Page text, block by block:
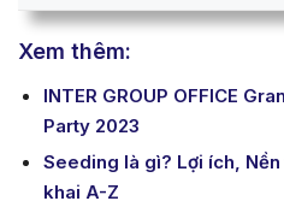
Xem thêm:
INTER GROUP OFFICE
Party 2023
Seeding là gì? Lợi ích,
khai A-Z